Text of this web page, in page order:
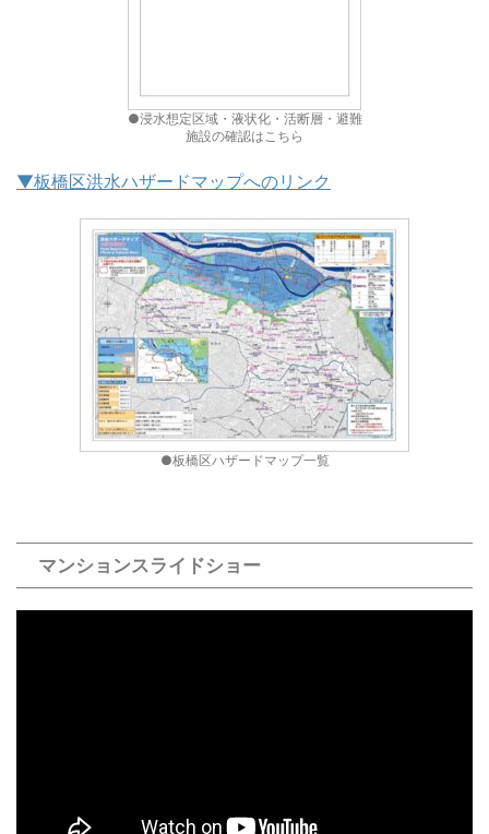
●浸水想定区域・液状化・活断層・避難
施設の確認はこちら
▼板橋区洪水ハザードマップへのリンク
●板橋区ハザードマップ一覧
マンションスライドショー